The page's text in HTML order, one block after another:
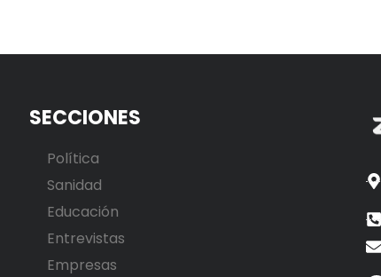
SECCIONES
Política
Sanidad
Educación
Entrevistas
Empresas